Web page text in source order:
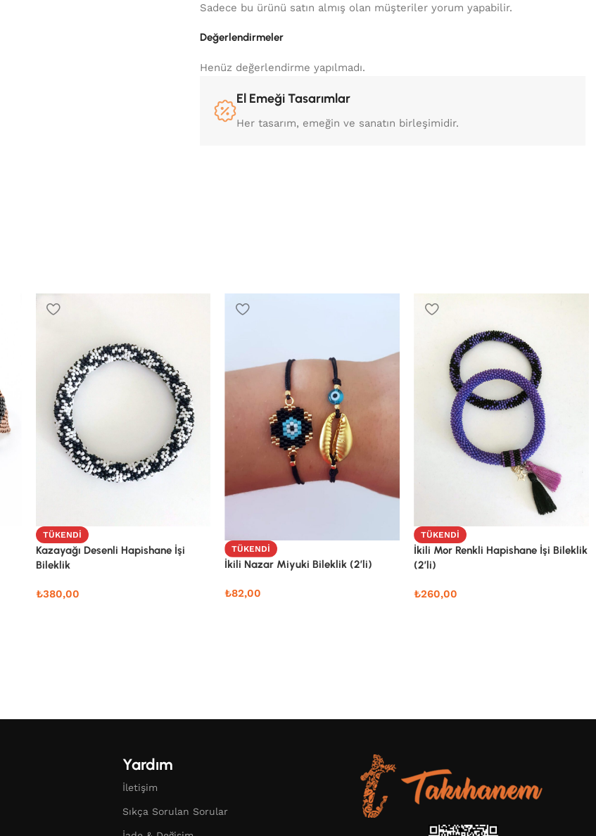
Değerlendirmeler
Henüz değerlendirme yapılmadı.
Sadece bu ürünü satın almış olan müşteriler yorum yapabilir.
El Emeği Tasarımlar
Her tasarım, emeğin ve sanatın birleşimidir.
TÜKENDI
Kazayağı Desenli Hapishane İşi
Bileklik
₺380,00
TÜKENDI
İkili Nazar Miyuki Bileklik (2’li)
₺82,00
TÜKENDI
İkili Mor Renkli Hapishane İşi Bileklik
(2’li)
₺260,00
Yardım
İletişim
Sıkça Sorulan Sorular